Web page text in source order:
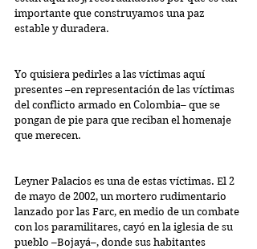
importante que construyamos una paz
estable y duradera.
Yo quisiera pedirles a las víctimas aquí
presentes –en representación de las víctimas
del conflicto armado en Colombia– que se
pongan de pie para que reciban el homenaje
que merecen.
Leyner Palacios es una de estas víctimas. El 2
de mayo de 2002, un mortero rudimentario
lanzado por las Farc, en medio de un combate
con los paramilitares, cayó en la iglesia de su
pueblo –Bojayá–, donde sus habitantes